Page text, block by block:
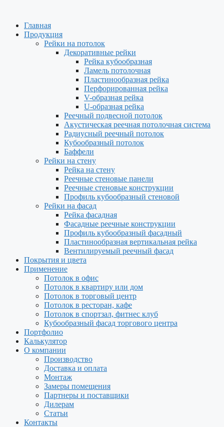
содержимому
Главная
Продукция
Рейки на потолок
Декоративные рейки
Рейка кубообразная
Ламель потолочная
Пластинообразная рейка
Перфорированная рейка
V-образная рейка
U-образная рейка
Реечный подвесной потолок
Акустическая реечная потолочная система
Радиусный реечный потолок
Кубообразный потолок
Баффели
Рейки на стену
Рейка на стену
Реечные стеновые панели
Реечные стеновые конструкции
Профиль кубообразный стеновой
Рейки на фасад
Рейка фасадная
Фасадные реечные конструкции
Профиль кубообразный фасадный
Пластинообразная вертикальная рейка
Вентилируемый реечный фасад
Покрытия и цвета
Применение
Потолок в офис
Потолок в квартиру или дом
Потолок в торговый центр
Потолок в ресторан, кафе
Потолок в спортзал, фитнес клуб
Кубообразный фасад торгового центра
Портфолио
Калькулятор
О компании
Производство
Доставка и оплата
Монтаж
Замеры помещения
Партнеры и поставщики
Дилерам
Статьи
Контакты